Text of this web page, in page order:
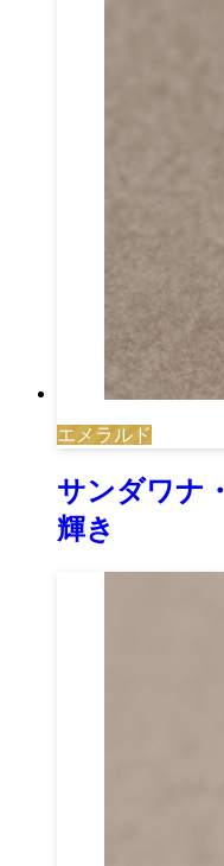
エメラルド
サンダワナ
輝き